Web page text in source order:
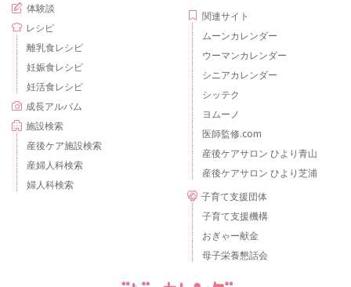
体験談
レシピ
離乳食レシピ
妊娠食レシピ
妊活食レシピ
成長アルバム
施設検索
産後ケア施設検索
産婦人科検索
婦人科検索
関連サイト
ムーンカレンダー
ウーマンカレンダー
シニアカレンダー
シッテク
ヨムーノ
医師監修.com
産後ケアサロン ひより青山
産後ケアサロン ひより芝浦
子育て支援団体
子育て支援機構
おぎゃー献金
母子栄養懇話会